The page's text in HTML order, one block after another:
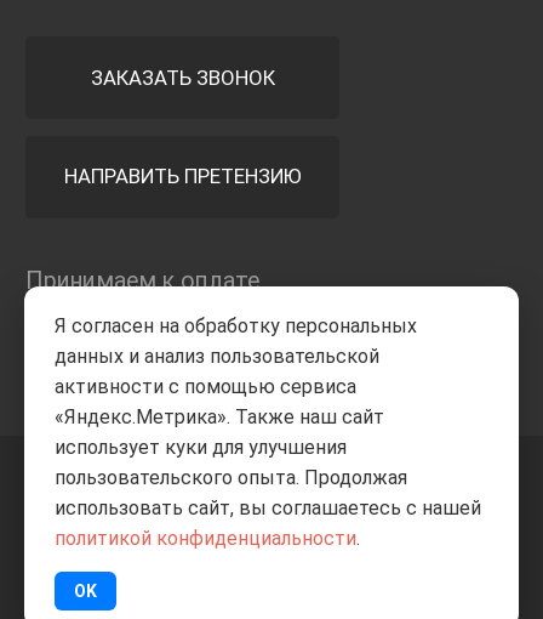
ЗАКАЗАТЬ ЗВОНОК
НАПРАВИТЬ ПРЕТЕНЗИЮ
Принимаем к оплате
+7 8332205-805 ВВЕРХ
ИП Баранов А.С. 2026
Я согласен на обработку персональных
данных и анализ пользовательской
активности с помощью сервиса
«Яндекс.Метрика». Также наш сайт
использует куки для улучшения
пользовательского опыта. Продолжая
использовать сайт, вы соглашаетесь с нашей
политикой конфиденциальности.
OK